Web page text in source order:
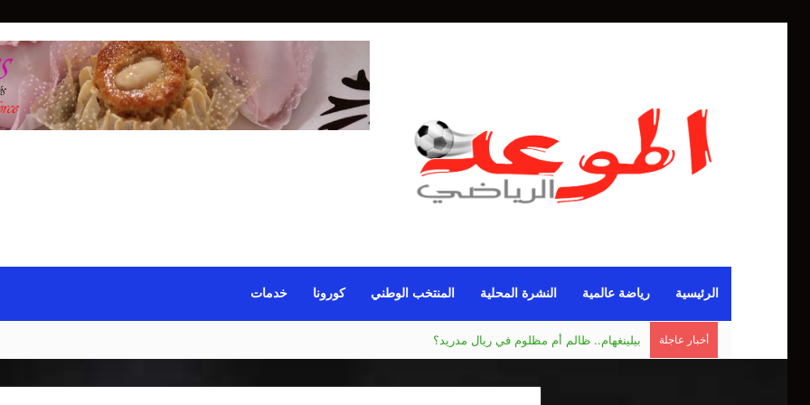
الرئيسية رياضة عالمية النشرة المحلية المنتخب الوطني كورونا خدمات
أخبار عاجلة الاتحادية الجزائرية للدراجات.. برباري يترشح لعهدة ثانية